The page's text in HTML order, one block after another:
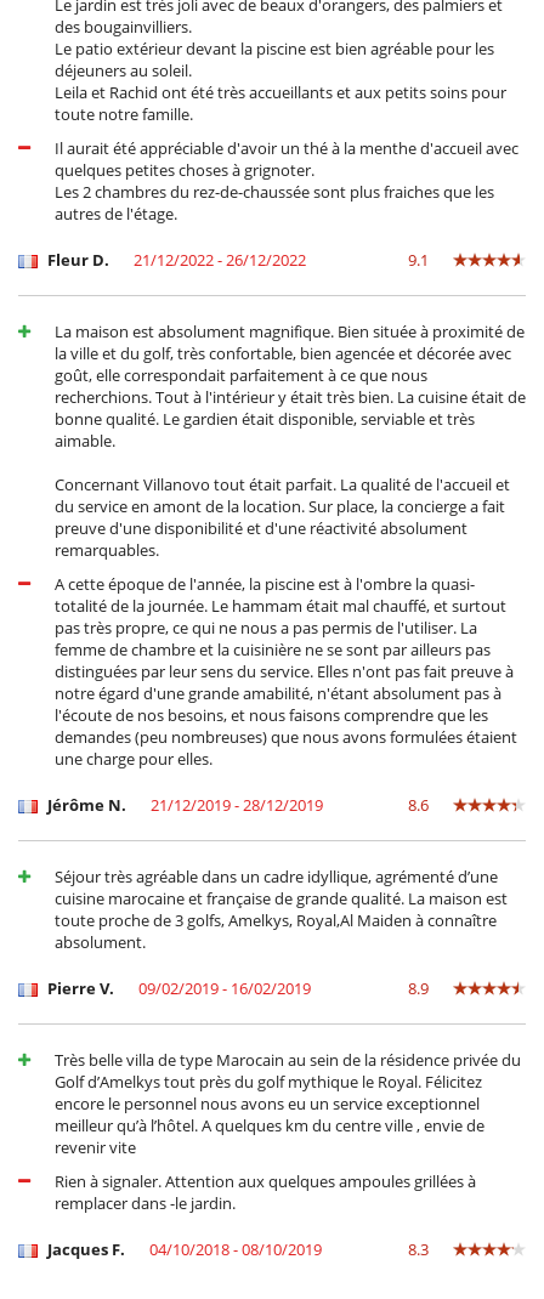
Le jardin est très joli avec de beaux d'orangers, des palmiers et
des bougainvilliers.
Le patio extérieur devant la piscine est bien agréable pour les
déjeuners au soleil.
Leila et Rachid ont été très accueillants et aux petits soins pour
toute notre famille.
Il aurait été appréciable d'avoir un thé à la menthe d'accueil avec
quelques petites choses à grignoter.
Les 2 chambres du rez-de-chaussée sont plus fraiches que les
autres de l'étage.
Fleur D. 21/12/2022 - 26/12/2022 9.1
La maison est absolument magnifique. Bien située à proximité de
la ville et du golf, très confortable, bien agencée et décorée avec
goût, elle correspondait parfaitement à ce que nous
recherchions. Tout à l'intérieur y était très bien. La cuisine était de
bonne qualité. Le gardien était disponible, serviable et très
aimable.
Concernant Villanovo tout était parfait. La qualité de l'accueil et
du service en amont de la location. Sur place, la concierge a fait
preuve d'une disponibilité et d'une réactivité absolument
remarquables.
A cette époque de l'année, la piscine est à l'ombre la quasi-
totalité de la journée. Le hammam était mal chauffé, et surtout
pas très propre, ce qui ne nous a pas permis de l'utiliser. La
femme de chambre et la cuisinière ne se sont par ailleurs pas
distinguées par leur sens du service. Elles n'ont pas fait preuve à
notre égard d'une grande amabilité, n'étant absolument pas à
l'écoute de nos besoins, et nous faisons comprendre que les
demandes (peu nombreuses) que nous avons formulées étaient
une charge pour elles.
Jérôme N. 21/12/2019 - 28/12/2019 8.6
Séjour très agréable dans un cadre idyllique, agrémenté d’une
cuisine marocaine et française de grande qualité. La maison est
toute proche de 3 golfs, Amelkys, Royal,Al Maiden à connaître
absolument.
Pierre V. 09/02/2019 - 16/02/2019 8.9
Très belle villa de type Marocain au sein de la résidence privée du
Golf d’Amelkys tout près du golf mythique le Royal. Félicitez
encore le personnel nous avons eu un service exceptionnel
meilleur qu’à l’hôtel. A quelques km du centre ville , envie de
revenir vite
Rien à signaler. Attention aux quelques ampoules grillées à
remplacer dans -le jardin.
Jacques F. 04/10/2018 - 08/10/2019 8.3